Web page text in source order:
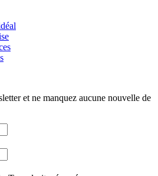
et ne manquez aucune nouvelle de